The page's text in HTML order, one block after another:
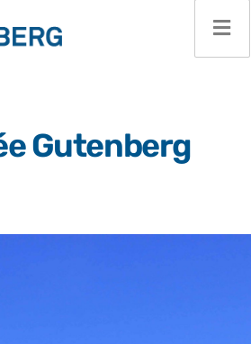
Gutenberg